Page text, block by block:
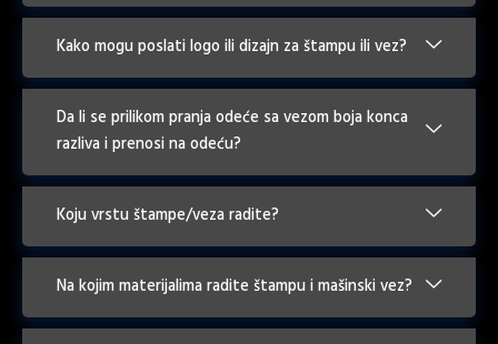
Kako mogu poslati logo ili dizajn za štampu ili vez?
Da li se prilikom pranja odeće sa vezom boja konca
razliva i prenosi na odeću?
Koju vrstu štampe/veza radite?
Na kojim materijalima radite štampu i mašinski vez?